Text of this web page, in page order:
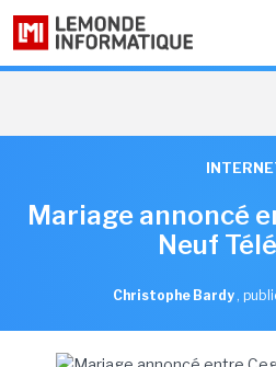
Mariage annoncé
Neuf
Christophe Bardy ,